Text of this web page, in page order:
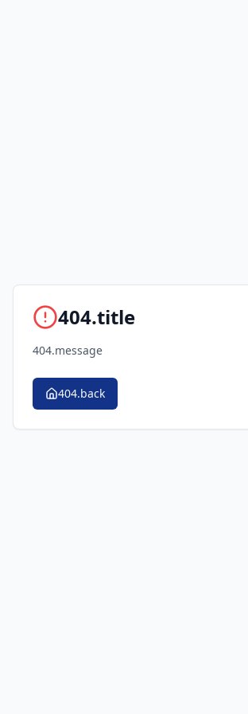
404.title
404.message
404.back